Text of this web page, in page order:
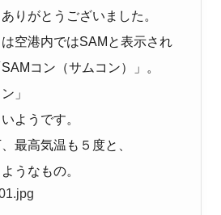
りがとうございました。
空港内ではSAMと表示され
コン（サムコン）」。
」
ようです。
最高気温も５度と、
うなもの。